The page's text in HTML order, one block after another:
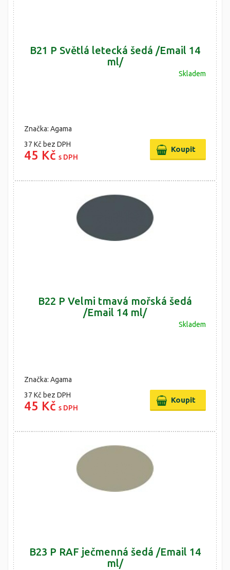
B21 P Světlá letecká šedá /Email 14
ml/
Skladem
Značka: Agama
37 Kč bez DPH
45 Kč s DPH
B22 P Velmi tmavá mořská šedá
/Email 14 ml/
Skladem
Značka: Agama
37 Kč bez DPH
45 Kč s DPH
B23 P RAF ječmenná šedá /Email 14
ml/